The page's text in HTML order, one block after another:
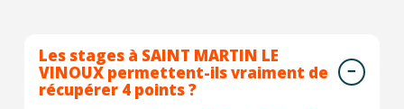
Les stages à SAINT MARTIN LE
VINOUX permettent-ils vraiment de
récupérer 4 points ?